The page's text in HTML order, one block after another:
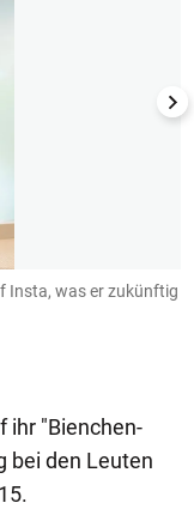
Insta, was er zukünftig
ihr "Bienchen-
bei den Leuten